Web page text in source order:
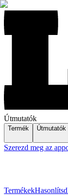
Útmutatók
Termék Útmutatók
Szerezd meg az
TermékekHasonlítsd